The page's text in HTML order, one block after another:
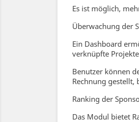
Es ist möglich,
Überwachung der
Ein Dashboard
verknüpfte
Benutzer können
Rechnung gestellt,
Ranking der
Das Modul bietet